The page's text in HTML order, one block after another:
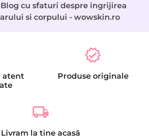
cu sfaturi despre ingrijirea
si corpului - wowskin.ro
atent
verified
Produse originale
local_shipping
Livram la tine acasă